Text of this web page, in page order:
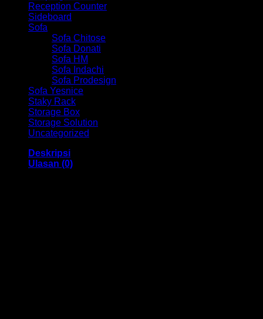
Reception Counter
Sideboard
Sofa
Sofa Chitose
Sofa Donati
Sofa HM
Sofa Indachi
Sofa Prodesign
Sofa Yesnice
Staky Rack
Storage Box
Storage Solution
Uncategorized
Deskripsi
Ulasan (0)